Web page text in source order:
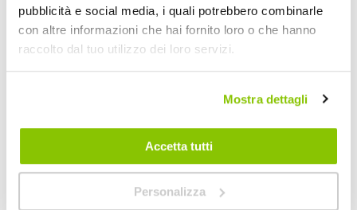
pubblicità e social media, i quali potrebbero combinarle
con altre informazioni che hai fornito loro o che hanno
raccolto dal tuo utilizzo dei loro servizi.
Mostra dettagli
Accetta tutti
Personalizza
A partire da
89,95 €
Spedizione gratuita!
77,55 €
CONSEGNA IN
48H
Spedizione